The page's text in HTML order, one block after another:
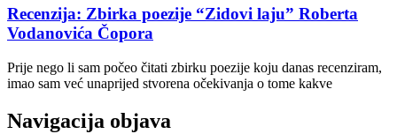
Recenzija: Zbirka poezije “Zidovi laju” Roberta
Vodanovića Čopora
Prije nego li sam počeo čitati zbirku poezije koju danas recenziram,
imao sam već unaprijed stvorena očekivanja o tome kakve
Navigacija objava